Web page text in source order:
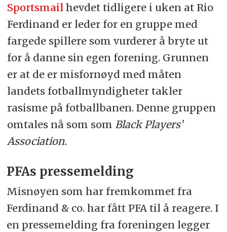
Sportsmail hevdet tidligere i uken at Rio
Ferdinand er leder for en gruppe med
fargede spillere som vurderer å bryte ut
for å danne sin egen forening. Grunnen
er at de er misfornøyd med måten
landets fotballmyndigheter takler
rasisme på fotballbanen. Denne gruppen
omtales nå som som Black Players’
Association.
PFAs pressemelding
Misnøyen som har fremkommet fra
Ferdinand & co. har fått PFA til å reagere. I
en pressemelding fra foreningen legger